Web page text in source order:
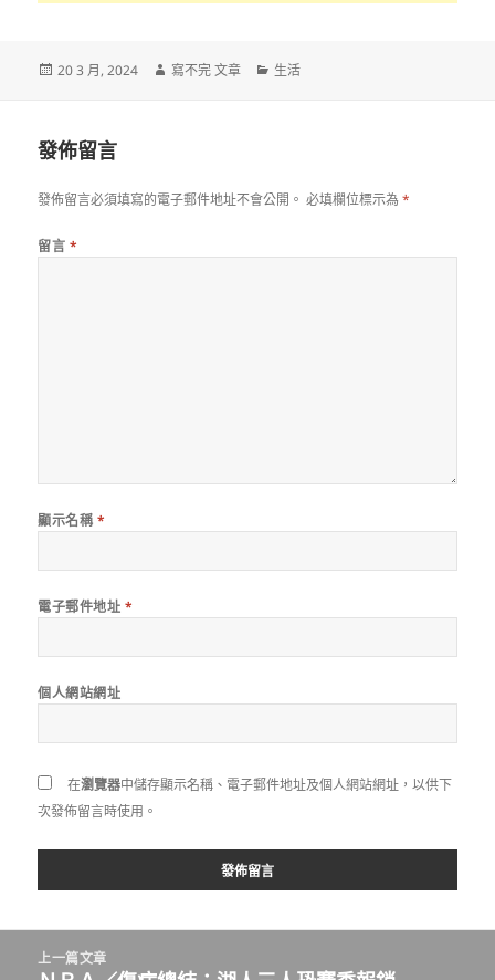
發
20 3 月, 2024
作
寫不完 文章
分
生活
發佈留言
發佈留言必須填寫的電子郵件地址不會公開。 必填欄位標示為*
留言 *
顯示名稱 *
電子郵件地址 *
個人網站網址
在瀏覽器中儲存顯示名稱、電子郵件地址及個人網站網址，以供下
次發佈留言時使用。
上一篇文章